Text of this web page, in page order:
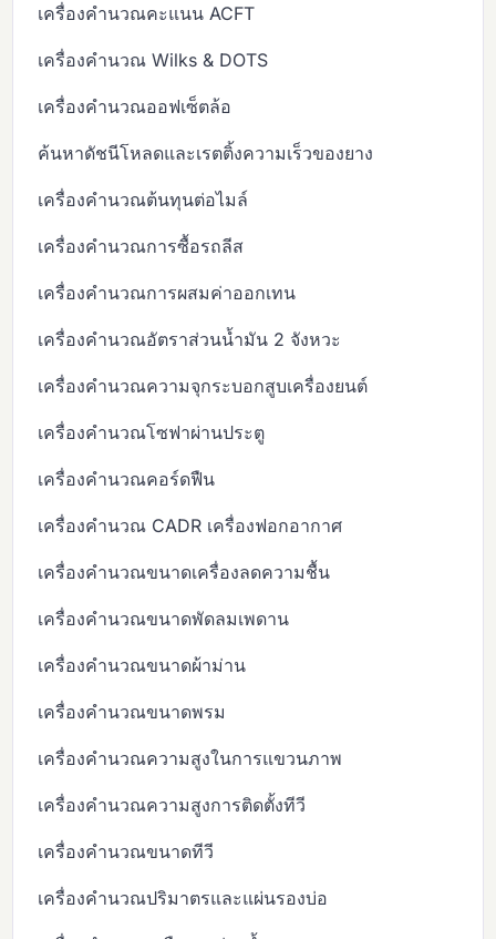
เครื่องคำนวณคะแนน ACFT
เครื่องคำนวณ Wilks & DOTS
เครื่องคำนวณออฟเซ็ตล้อ
ค้นหาดัชนีโหลดและเรตติ้งความเร็วของยาง
เครื่องคำนวณต้นทุนต่อไมล์
เครื่องคำนวณการซื้อรถลีส
เครื่องคำนวณการผสมค่าออกเทน
เครื่องคำนวณอัตราส่วนน้ำมัน 2 จังหวะ
เครื่องคำนวณความจุกระบอกสูบเครื่องยนต์
เครื่องคำนวณโซฟาผ่านประตู
เครื่องคำนวณคอร์ดฟืน
เครื่องคำนวณ CADR เครื่องฟอกอากาศ
เครื่องคำนวณขนาดเครื่องลดความชื้น
เครื่องคำนวณขนาดพัดลมเพดาน
เครื่องคำนวณขนาดผ้าม่าน
เครื่องคำนวณขนาดพรม
เครื่องคำนวณความสูงในการแขวนภาพ
เครื่องคำนวณความสูงการติดตั้งทีวี
เครื่องคำนวณขนาดทีวี
เครื่องคำนวณปริมาตรและแผ่นรองบ่อ